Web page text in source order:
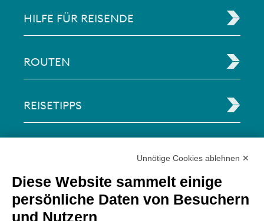
HILFE FÜR REISENDE
ROUTEN
REISETIPPS
Via Paolo Bembo, 70 37062
Dossobuono di Villafranca (VR) Italy
Unnötige Cookies ablehnen ✕
Diese Website sammelt einige
persönliche Daten von Besuchern
und Nutzern